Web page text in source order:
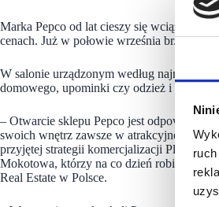
Marka Pepco od lat cieszy się wciąż
cenach. Już w połowie września br. sklep
W salonie urządzonym według
domowego, upominki czy odzież i bieliznę
– Otwarcie sklepu Pepco jest odpowiedzią
swoich wnętrz zawsze w atrakcyjnej
przyjętej strategii komercjalizacji Placu
Mokotowa, którzy na co dzień robią
Real Estate w Polsce.